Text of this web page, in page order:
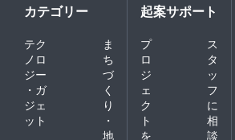
カテゴリー
テク
ノロ
ジー
・ガ
ジェ
ット
ま
ち
づ
く
り
・
地
起案サポート
プ
ロ
ジ
ェ
ク
ト
を
ス
タ
ッ
フ
に
相
談